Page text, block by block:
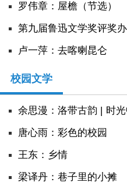
罗伟章：屋檐（节选）
第九届鲁迅文学奖评奖
卢一萍：去喀喇昆仑
校园文学
余思漫：洛带古韵 | 时
唐心雨：彩色的校园
王东：乡情
​梁译丹：巷子里的小摊